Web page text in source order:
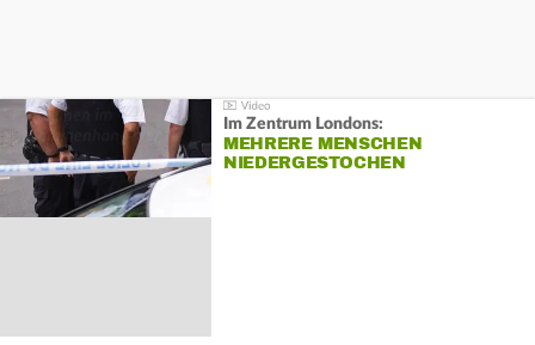
Im Zentrum Londons:
MEHRERE MENSCHEN
NIEDERGESTOCHEN